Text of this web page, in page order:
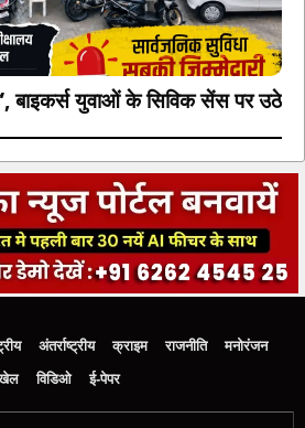
बाइकर्स युवाओं के सिविक सेंस पर उठे
अंतर्राष्ट्रीय क्राइम राजनीति
मनोरंजन
विडिओ ई-पेपर